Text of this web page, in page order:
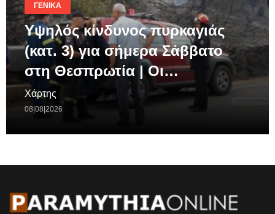
ΓΕΝΙΚΆ
Υψηλός κίνδυνος πυρκαγιάς
(κατ. 3) για σήμερα Σάββατο
στη Θεσπρωτία | Οι…
Χάρτης
08|08|2026